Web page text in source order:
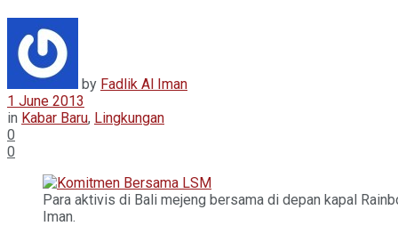
by Fadlik Al Iman
1 June 2013
in Kabar Baru, Lingkungan
0
0
Para aktivis di Bali mejeng bersama di depan kapal
Iman.